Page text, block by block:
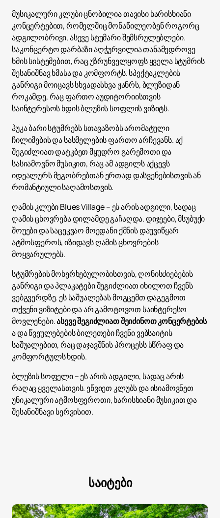
მუსიკალური კლუბი ცნობილია თავისი ხარისხიანი
კონცერტებით, რომელშიც მონაწილეობენ როგორც
ადგილობრივი, ასევე სტუმარი შემსრულებლები.
საკონცერტო დარბაზი აღჭურვილია თანამედროვე
ხმის სისტემებით, რაც უზრუნველყოფს ყველა სტუმრის
შესანიშნავ ხმასა და კომფორტს. სპექტაკლების
განრიგი მოიცავს სხვადასხვა ჟანრს, ბლუზიდან
როკამდე, რაც ფართო აუდიტორიისთვის
საინტერესოს ხდის ბლუზის სოფლის ვიზიტს.
ჰუკა ბარი სტუმრებს სთავაზობს არომატული
ჩილიმების და სასმელების ფართო არჩევანს. აქ
შეგიძლიათ დატკბეთ მყუდრო გარემოთი და
სასიამოვნო მუსიკით, რაც ამ ადგილს აქცევს
იდეალურს მეგობრებთან ერთად დასვენებისთვის ან
რომანტიული საღამოსთვის.
ღამის კლუბი Blues Village – ეს არის ადგილი, სადაც
ღამის ცხოვრება დილამდე გაჩაღდა. დიჯეები, მსუბუქი
შოუები და საცეკვაო მოედანი ქმნის დაუვიწყარ
ატმოსფეროს, იზიდავს ღამის ცხოვრების
მოყვარულებს.
სტუმრების მოხერხებულობისთვის, ღონისძიებების
განრიგი და პლაკატები შეგიძლიათ იხილოთ ჩვენს
ვებგვერდზე. ეს საშუალებას მოგცემთ დაგეგმოთ
თქვენი ვიზიტები და არ გამოტოვოთ საინტერესო
მოვლენები.ასევე შეგიძლიათ შეიძინოთ კონცერტების
ა და წვეულებების ბილეთები ჩვენი ვებსაიტის
საშუალებით, რაც დაჯავშნის პროცესს სწრაფ და
კომფორტულს ხდის.
ბლუზის სოფელი – ეს არის ადგილი, სადაც არის
რაღაც ყველასთვის. ეწვიეთ კლუბს და ისიამოვნეთ
უნიკალური ატმოსფეროთი, ხარისხიანი მუსიკით და
შესანიშნავი სერვისით.
საიტები